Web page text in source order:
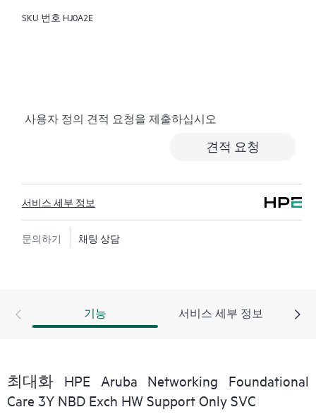
이고 빠른 교환 서비스를 제공합니다. 특히 쉽게 배송할
하드웨어 교환 서비스에서는 지정된 기간 내에 고객이
제공합니다. 교체 제품 또는 부품은 신제품이거나 신제
HPE 네트워킹 제품을 위한 소프트웨어 제품의 경우 원
격 기술 지원과 소프트웨어 업데이트 및 패치에 대한 액
세스를 제공합니다. 고객은 소프트웨어 및 참조 설명서
또한 HPE Foundation Care 교환 서비스에서는 관련 제품
및 지원 정보에 대한 온라인 액세스도 제공하므로, 고객
SKU 번호 HJ0A2E
사용자 정의 견적 요청을 제출하십시오
견적 요청
서비스 세부 정보
문의하기 채팅 상담
기능 서비스 세부 정보
최대화 HPE Aruba Networking Foundational
Care 3Y NBD Exch HW Support Only SVC